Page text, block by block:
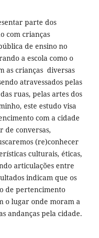
parte dos
com crianças
de ensino no
a escola como o
as crianças diversas
atravessados pelas
ruas, pelas artes dos
este estudo visa
com a cidade
de conversas,
(re)conhecer
culturais, éticas,
articulações entre
indicam que os
de pertencimento
o lugar onde moram a
andanças pela cidade.